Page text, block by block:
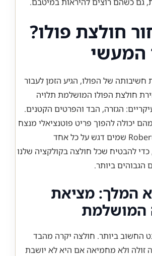
חולצת פולו?
המעשי
חשיבותה של הפולו, הגיע הזמן לעבור
חולצת הפולו המושלמת תלויה
הגזרה, הבד והפרטים הקטנים.
יכולה להפוך פריט פוטנציאלי מנצח
לפספוס. אנו ב-Roberto שמים דגש על כל אחד
כדי להבטיח שכל חולצה בקולקציה שלנו
הגבוהים ביותר.
המלך: מציאת
החשוב ביותר. חולצה יקרה מהבד
זולה ולא מחמיאה אם היא לא יושבת